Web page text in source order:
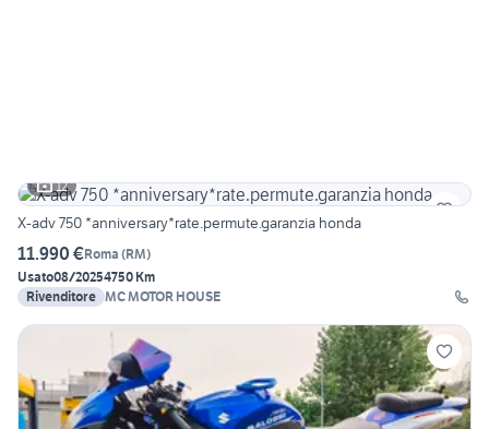
12
X-adv 750 *anniversary*rate.permute.garanzia honda
11.990 €Roma (RM)
Usato08/20254750 Km
Rivenditore MC MOTOR HOUSE